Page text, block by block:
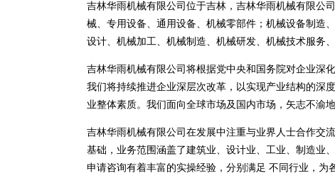
吉林华雨机械有限公司位于吉林，吉林华雨机械有限公
械、专用设备、通用设备、机械零部件；机械设备制造
设计、机械加工、机械制造、机械研发、机械技术服务
吉林华雨机械有限公司将根据党中央和国务院对企业深
我们将持续推进企业深层次改革，以实现产业结构的深
业整体素质。我们面向全球市场及国内市场，矢志不渝
吉林华雨机械有限公司在发展中注重与业界人士合作交
基础，业务范围涵盖了建筑业、设计业、工业、制造业
申请咨询有着丰富的实操经验，分别满足 不同行业，为